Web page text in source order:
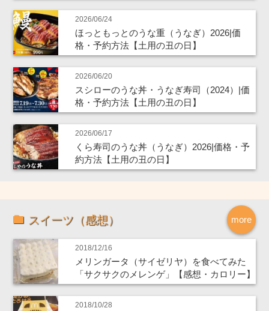
2026/06/24
ほっともっとのうな重（うなぎ）2026|価
格・予約方法【土用の丑の日】
2026/06/20
スシローのうな丼・うなぎ寿司（2024）|価
格・予約方法【土用の丑の日】
2026/06/17
くら寿司のうな丼（うなぎ）2026|価格・予
約方法【土用の丑の日】
more
スイーツ（感想）
2018/12/16
メリンガータ（サイゼリヤ）を食べてみた
「サクサクのメレンゲ」【感想・カロリー】
2018/10/28